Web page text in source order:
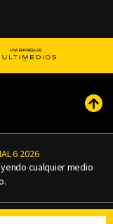
6 2026
cualquier medio